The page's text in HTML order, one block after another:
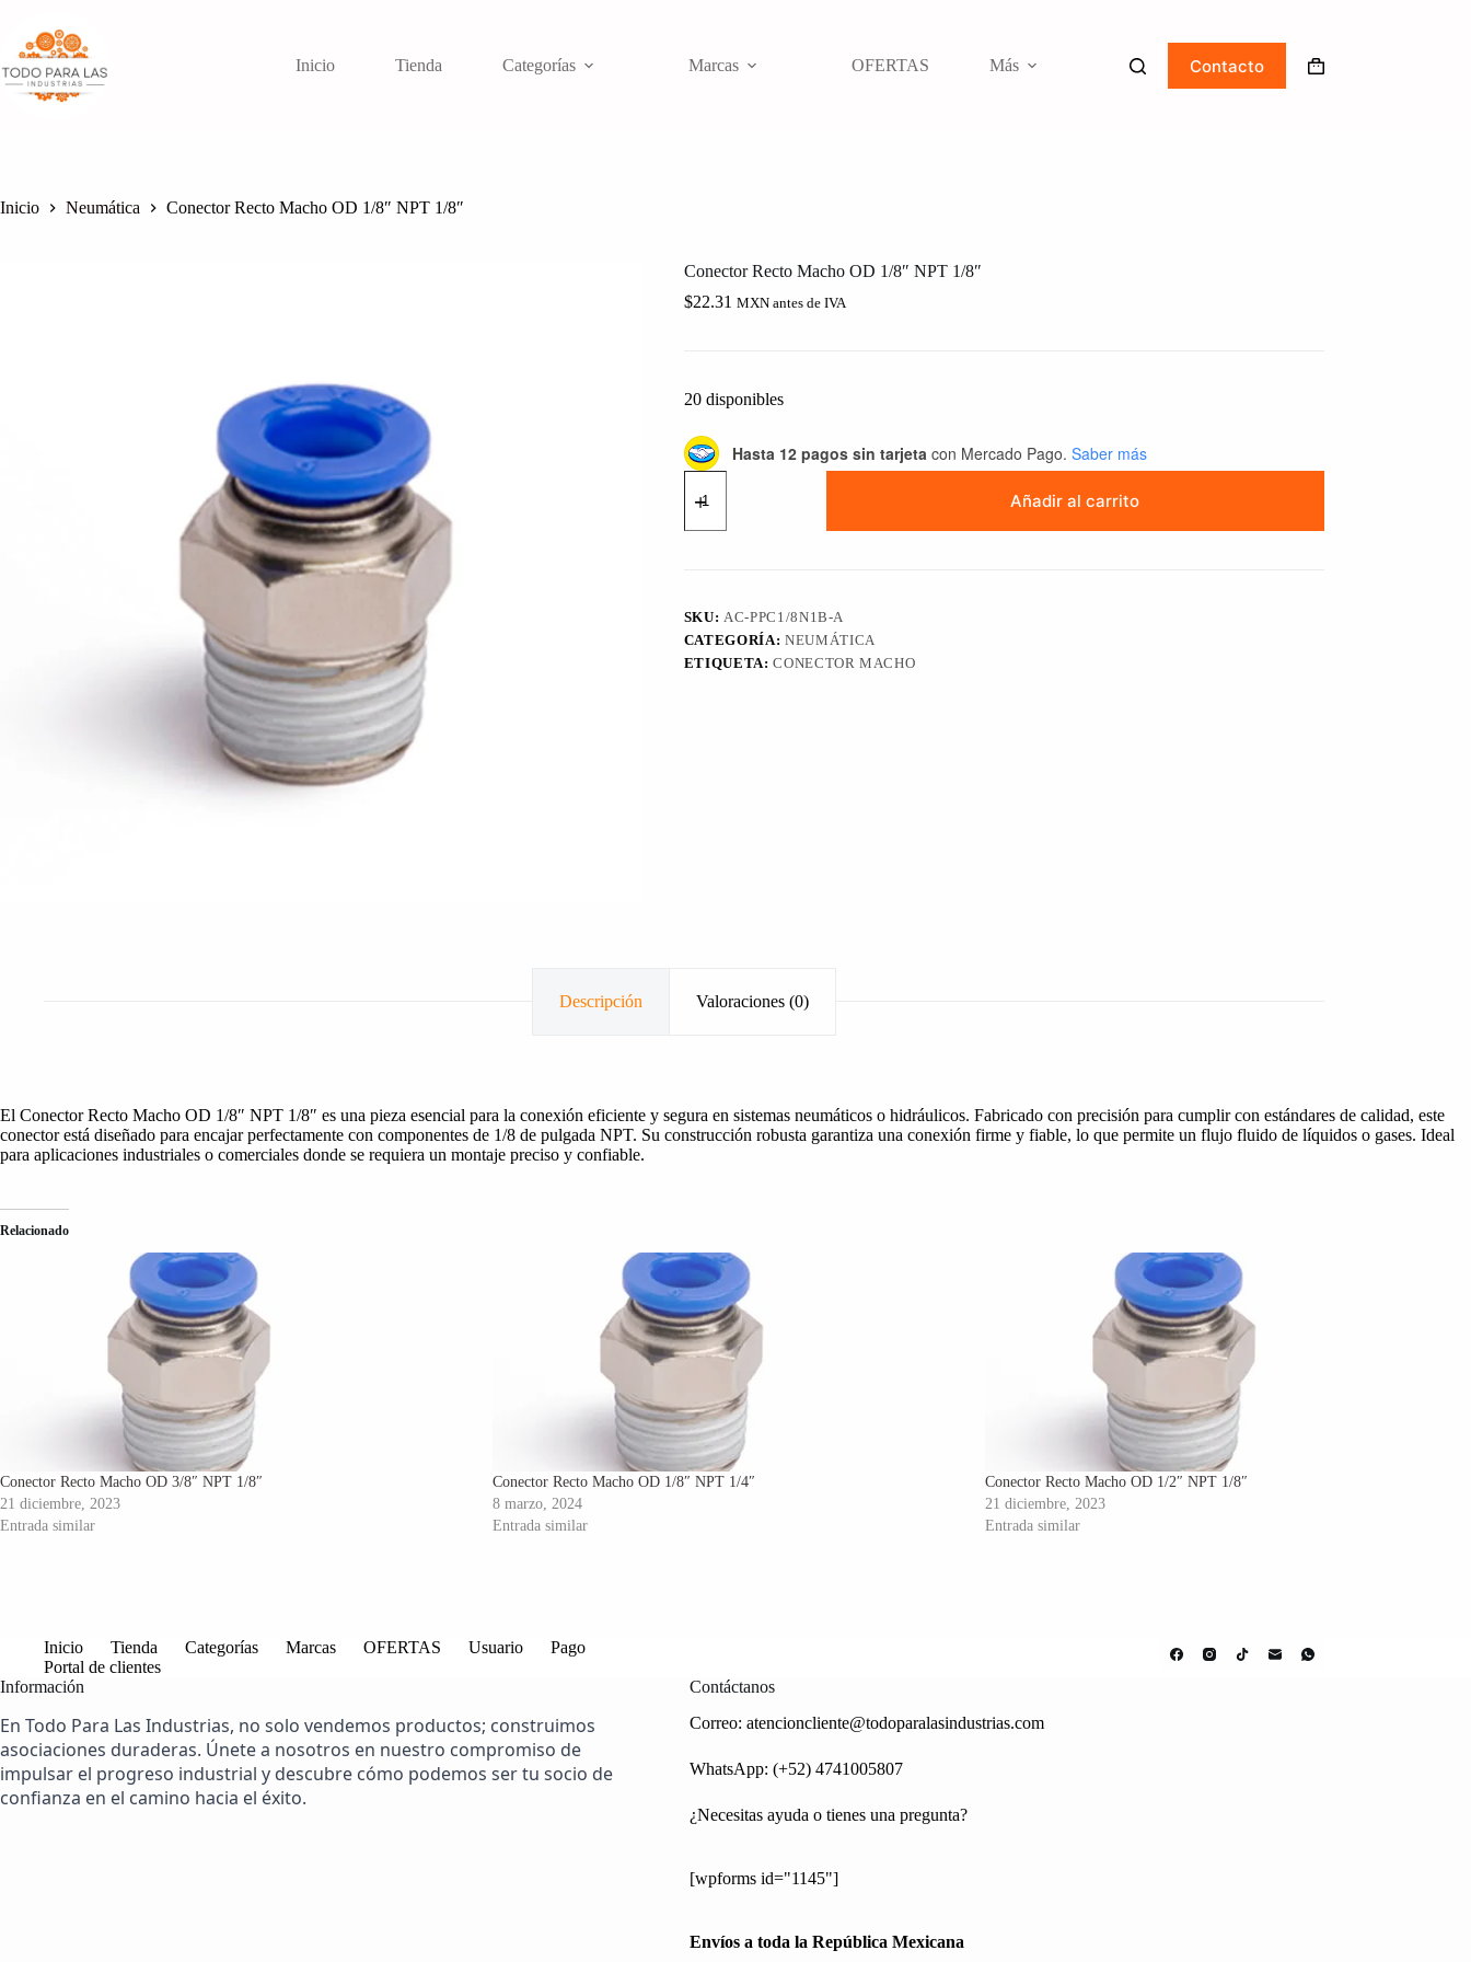
contenido
Inicio
Tienda Categorías Marcas OFERTAS Más Contacto
Carro
Inicio Neumática Conector Recto Macho OD 1/8″ NPT 1/8″
Conector Recto Macho OD 1/8″ NPT 1/8″
$22.31 MXN antes de IVA
20 disponibles
Hasta 12 pagos sin tarjeta con Mercado Pago. Saber más
Recto
OD
cantidad
Añadir al carrito
SKU:AC-PPC1/8N1B-A
CATEGORÍA: NEUMÁTICA
ETIQUETA:CONECTOR MACHO
Descripción Valoraciones (0)
El Conector Recto Macho OD 1/8″ NPT 1/8″ es una pieza esencial para la conexión eficiente y segura en sistemas neumáticos o hidráulicos. Fabricado con precisión para cumplir con estándares de calidad, este
conector está diseñado para encajar perfectamente con componentes de 1/8 de pulgada NPT. Su construcción robusta garantiza una conexión firme y fiable, lo que permite un flujo fluido de líquidos o gases. Ideal
para aplicaciones industriales o comerciales donde se requiera un montaje preciso y confiable.
Relacionado
Conector Recto Macho OD 3/8″ NPT 1/8″
21 diciembre, 2023
Entrada similar
Conector Recto Macho OD 1/8″ NPT 1/4″
8 marzo, 2024
Entrada similar
Conector Recto Macho OD 1/2″ NPT 1/8″
21 diciembre, 2023
Entrada similar
Inicio Tienda Categorías Marcas OFERTAS Usuario
Pago
Portal de clientes
Información
En Todo Para Las Industrias, no solo vendemos productos; construimos
asociaciones duraderas. Únete a nosotros en nuestro compromiso de
impulsar el progreso industrial y descubre cómo podemos ser tu socio de
confianza en el camino hacia el éxito.
Contáctanos
Correo: atencioncliente@todoparalasindustrias.com
WhatsApp: (+52) 4741005807
¿Necesitas ayuda o tienes una pregunta?
[wpforms id="1145"]
Envíos a toda la República Mexicana